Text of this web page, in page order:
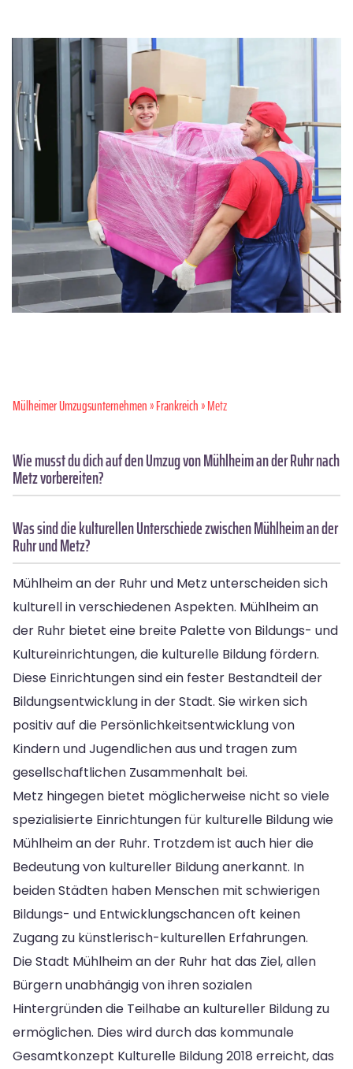
Mülheimer Umzugsunternehmen»Frankreich» Metz
Wie musst du dich auf den Umzug von Mühlheim an der Ruhr nach
Metz vorbereiten?
Was sind die kulturellen Unterschiede zwischen Mühlheim an der
Ruhr und Metz?
Mühlheim an der Ruhr und Metz unterscheiden sich
kulturell in verschiedenen Aspekten. Mühlheim an
der Ruhr bietet eine breite Palette von Bildungs- und
Kultureinrichtungen, die kulturelle Bildung fördern.
Diese Einrichtungen sind ein fester Bestandteil der
Bildungsentwicklung in der Stadt. Sie wirken sich
positiv auf die Persönlichkeitsentwicklung von
Kindern und Jugendlichen aus und tragen zum
gesellschaftlichen Zusammenhalt bei.
Metz hingegen bietet möglicherweise nicht so viele
spezialisierte Einrichtungen für kulturelle Bildung wie
Mühlheim an der Ruhr. Trotzdem ist auch hier die
Bedeutung von kultureller Bildung anerkannt. In
beiden Städten haben Menschen mit schwierigen
Bildungs- und Entwicklungschancen oft keinen
Zugang zu künstlerisch-kulturellen Erfahrungen.
Die Stadt Mühlheim an der Ruhr hat das Ziel, allen
Bürgern unabhängig von ihren sozialen
Hintergründen die Teilhabe an kultureller Bildung zu
ermöglichen. Dies wird durch das kommunale
Gesamtkonzept Kulturelle Bildung 2018 erreicht, das